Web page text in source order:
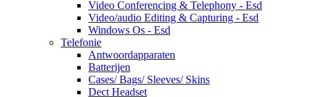
Video Conferencing & Telephony - Esd
Video/audio Editing & Capturing - Esd
Windows Os - Esd
Telefonie
Antwoordapparaten
Batterijen
Cases/ Bags/ Sleeves/ Skins
Dect Headset